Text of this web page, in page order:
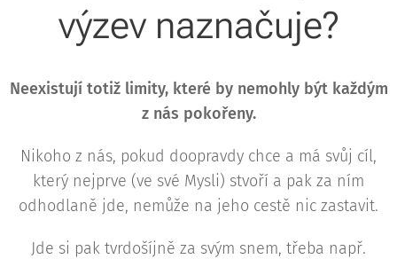
výzev naznačuje?
Neexistují totiž limity, které by nemohly být každým
z nás pokořeny.
Nikoho z nás, pokud doopravdy chce a má svůj cíl,
který nejprve (ve své Mysli) stvoří a pak za ním
odhodlaně jde, nemůže na jeho cestě nic zastavit.
Jde si pak tvrdošíjně za svým snem, třeba např.